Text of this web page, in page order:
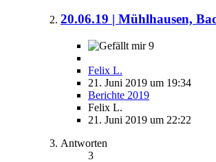
20.06.19 | Mühlhausen,
9
Felix L.
21. Juni 2019 um 19:34
Berichte 2019
Felix L.
21. Juni 2019 um 22:22
Antworten
3